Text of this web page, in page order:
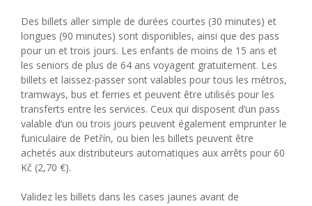
Des billets aller simple de durées courtes (30 minutes) et
longues (90 minutes) sont disponibles, ainsi que des pass
pour un et trois jours. Les enfants de moins de 15 ans et
les seniors de plus de 64 ans voyagent gratuitement. Les
billets et laissez-passer sont valables pour tous les métros,
tramways, bus et ferries et peuvent être utilisés pour les
transferts entre les services. Ceux qui disposent d’un pass
valable d’un ou trois jours peuvent également emprunter le
funiculaire de Petřín, ou bien les billets peuvent être
achetés aux distributeurs automatiques aux arrêts pour 60
Kč (2,70 €).
Validez les billets dans les cases jaunes avant de